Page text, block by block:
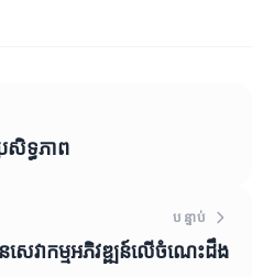
សិទ្ធភាព
បន្ទាប់
សេវាកម្មអភិវឌ្ឍន៍លើចំណេះដឹង